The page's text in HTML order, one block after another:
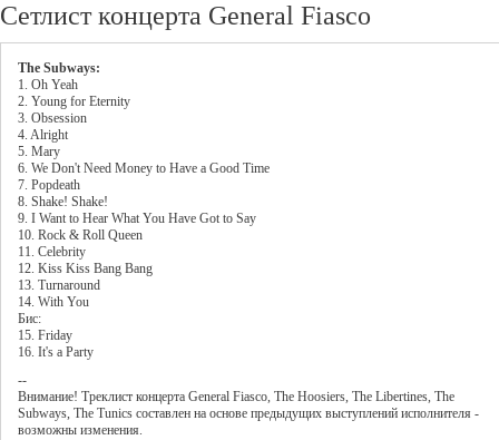
Сетлист концерта General Fiasco
The Subways:
1. Oh Yeah
2. Young for Eternity
3. Obsession
4. Alright
5. Mary
6. We Don't Need Money to Have a Good Time
7. Popdeath
8. Shake! Shake!
9. I Want to Hear What You Have Got to Say
10. Rock & Roll Queen
11. Celebrity
12. Kiss Kiss Bang Bang
13. Turnaround
14. With You
Бис:
15. Friday
16. It's a Party
--
Внимание! Треклист концерта General Fiasco, The Hoosiers, The Libertines, The
Subways, The Tunics составлен на основе предыдущих выступлений исполнителя -
возможны изменения.